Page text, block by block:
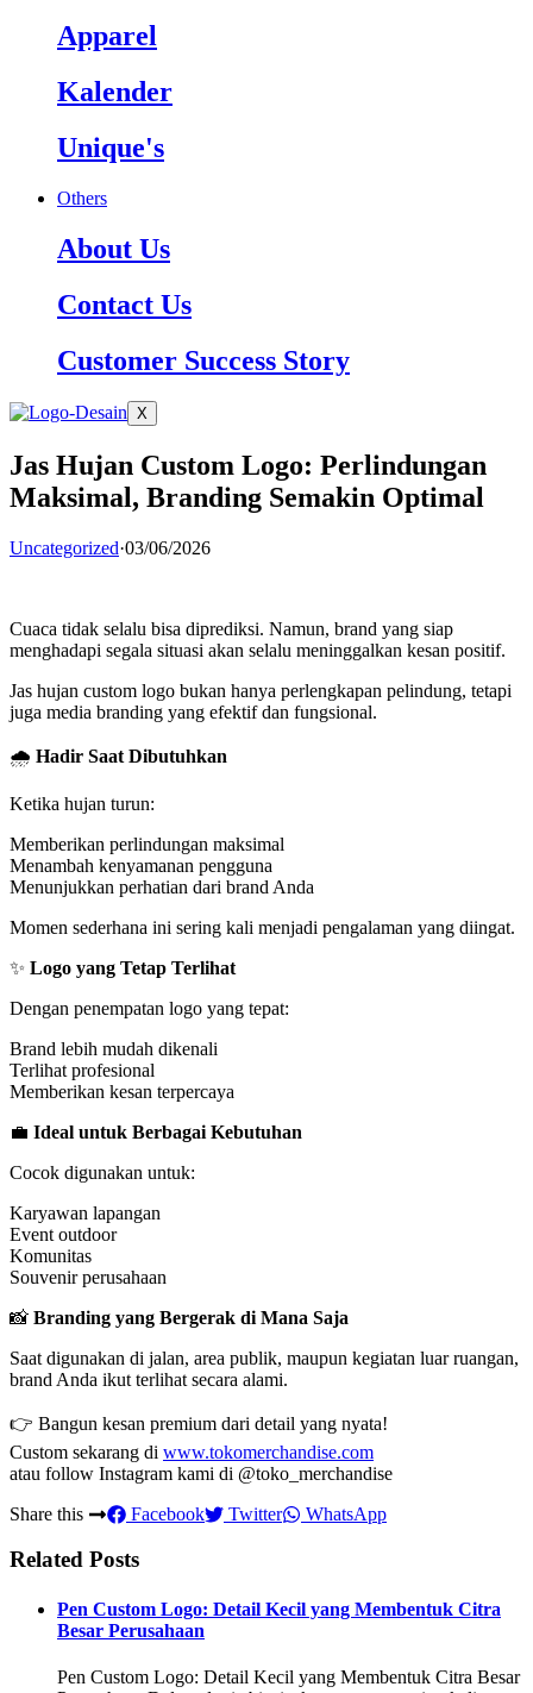
Apparel
Kalender
Unique's
Others
About Us
Contact Us
Customer Success Story
X
Jas Hujan Custom Logo: Perlindungan
Maksimal, Branding Semakin Optimal
Uncategorized·03/06/2026
Cuaca tidak selalu bisa diprediksi. Namun, brand yang siap
menghadapi segala situasi akan selalu meninggalkan kesan positif.
Jas hujan custom logo bukan hanya perlengkapan pelindung, tetapi
juga media branding yang efektif dan fungsional.
🌧️ Hadir Saat Dibutuhkan
Ketika hujan turun:
Memberikan perlindungan maksimal
Menambah kenyamanan pengguna
Menunjukkan perhatian dari brand Anda
Momen sederhana ini sering kali menjadi pengalaman yang diingat.
✨ Logo yang Tetap Terlihat
Dengan penempatan logo yang tepat:
Brand lebih mudah dikenali
Terlihat profesional
Memberikan kesan terpercaya
💼 Ideal untuk Berbagai Kebutuhan
Cocok digunakan untuk:
Karyawan lapangan
Event outdoor
Komunitas
Souvenir perusahaan
📸 Branding yang Bergerak di Mana Saja
Saat digunakan di jalan, area publik, maupun kegiatan luar ruangan,
brand Anda ikut terlihat secara alami.
👉 Bangun kesan premium dari detail yang nyata!
Custom sekarang di www.tokomerchandise.com
atau follow Instagram kami di @toko_merchandise
Share this
Facebook Twitter WhatsApp
Related Posts
Pen Custom Logo: Detail Kecil yang Membentuk Citra
Besar Perusahaan
Pen Custom Logo: Detail Kecil yang Membentuk Citra Besar